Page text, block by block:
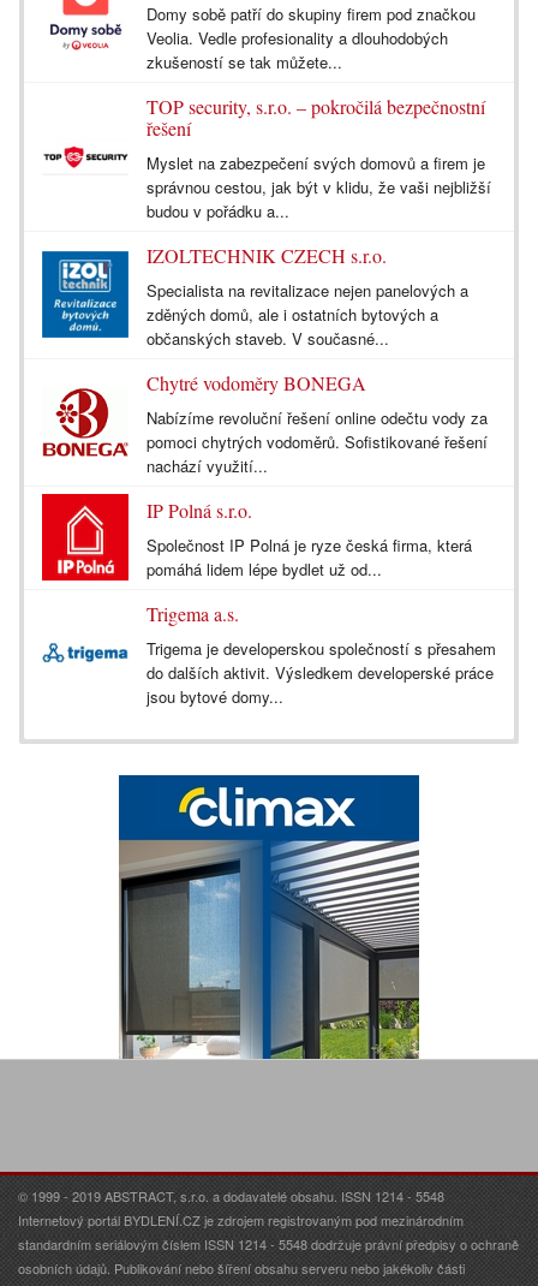
Domy sobě patří do skupiny firem pod značkou
Veolia. Vedle profesionality a dlouhodobých
zkušeností se tak můžete...
TOP security, s.r.o. – pokročilá bezpečnostní
řešení
Myslet na zabezpečení svých domovů a firem je
správnou cestou, jak být v klidu, že vaši nejbližší
budou v pořádku a...
IZOLTECHNIK CZECH s.r.o.
Specialista na revitalizace nejen panelových a
zděných domů, ale i ostatních bytových a
občanských staveb. V současné...
Chytré vodoměry BONEGA
Nabízíme revoluční řešení online odečtu vody za
pomoci chytrých vodoměrů. Sofistikované řešení
nachází využití...
IP Polná s.r.o.
Společnost IP Polná je ryze česká firma, která
pomáhá lidem lépe bydlet už od...
Trigema a.s.
Trigema je developerskou společností s přesahem
do dalších aktivit. Výsledkem developerské práce
jsou bytové domy...
© 1999 - 2019 ABSTRACT, s.r.o. a dodavatelé obsahu. ISSN 1214 - 5548
Internetový portál BYDLENÍ.CZ je zdrojem registrovaným pod mezinárodním
standardním seriálovým číslem ISSN 1214 - 5548 dodržuje právní předpisy o ochraně
osobních údajů. Publikování nebo šíření obsahu serveru nebo jakékoliv části